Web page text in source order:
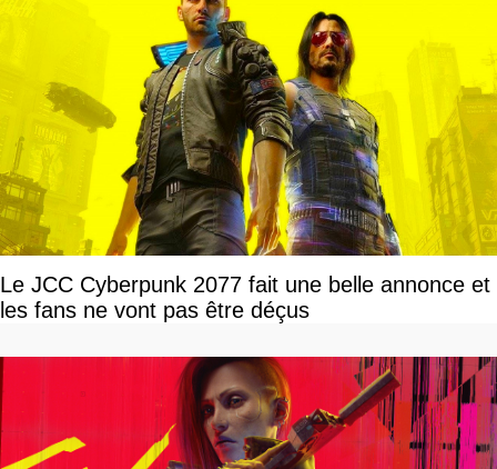
Le JCC Cyberpunk 2077 fait une belle annonce et
les fans ne vont pas être déçus